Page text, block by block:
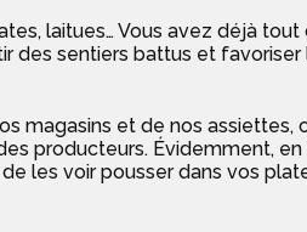
laitues… Vous avez déjà
des sentiers battus et
magasins et de nos
producteurs. Évidemment,
les voir pousser dans vos